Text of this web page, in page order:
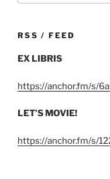
RSS / FEED
EX LIBRIS
https://anchor.fm/s/
LET’S MOVIE!
https://anchor.fm/s/